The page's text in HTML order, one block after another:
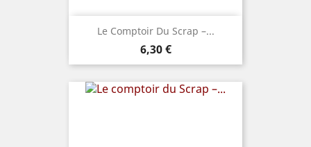
Le Comptoir Du Scrap –...
Prix
6,30 €